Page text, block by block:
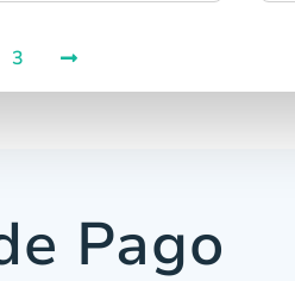
3
Pago